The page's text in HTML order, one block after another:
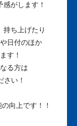
がします！
持ち上げたり
日付のほか
す！
る方は
い！
向上です！！